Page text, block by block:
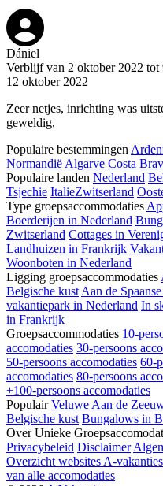
Dániel
Verblijf van 2 oktober 2022 tot
12 oktober 2022
Zeer netjes, inrichting was
geweldig,
Populaire bestemmingen
Normandië Algarve Costa
Populaire landen Nederland
Tsjechie ItalieZwitserland
Type groepsaccommodaties
Boerderijen in Nederland
Zwitserland Cottages in
Landhuizen in Frankrijk
Woonboten in Nederland
Ligging groepsaccommodaties
Belgische kust Aan de
vakantiepark in Nederland In
in Frankrijk
Groepsaccommodaties 10-
accomodaties 30-persoons
50-persoons accomodaties 60-
accomodaties 80-persoons
+100-persoons accomodaties
Populair Veluwe Aan de
Belgische kust Bungalows in
Over Unieke
Privacybeleid Disclaimer
Overzicht websites A-vakanties
van alle accomodaties